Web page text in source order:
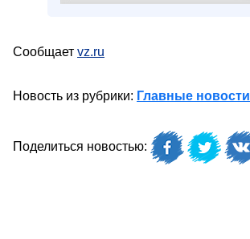
Сообщает vz.ru
Новость из рубрики: Главные новости
Поделиться новостью: